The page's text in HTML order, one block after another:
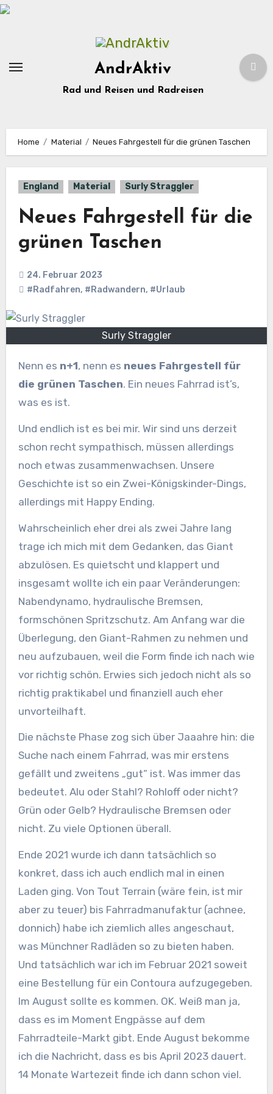
Zum
AndrAktiv
Rad und Reisen und Radreisen
Home Material Neues Fahrgestell für die grünen Taschen
England Material Surly Straggler
Neues Fahrgestell für die
grünen Taschen
24. Februar 2023
#Radfahren, #Radwandern, #Urlaub
Surly Straggler
Nenn es n+1, nenn es neues Fahrgestell für
die grünen Taschen. Ein neues Fahrrad ist’s,
was es ist.
Und endlich ist es bei mir. Wir sind uns derzeit
schon recht sympathisch, müssen allerdings
noch etwas zusammenwachsen. Unsere
Geschichte ist so ein Zwei-Königskinder-Dings,
allerdings mit Happy Ending.
Wahrscheinlich eher drei als zwei Jahre lang
trage ich mich mit dem Gedanken, das Giant
abzulösen. Es quietscht und klappert und
insgesamt wollte ich ein paar Veränderungen:
Nabendynamo, hydraulische Bremsen,
formschönen Spritzschutz. Am Anfang war die
Überlegung, den Giant-Rahmen zu nehmen und
neu aufzubauen, weil die Form finde ich nach wie
vor richtig schön. Erwies sich jedoch nicht als so
richtig praktikabel und finanziell auch eher
unvorteilhaft.
Die nächste Phase zog sich über Jaaahre hin: die
Suche nach einem Fahrrad, was mir erstens
gefällt und zweitens „gut“ ist. Was immer das
bedeutet. Alu oder Stahl? Rohloff oder nicht?
Grün oder Gelb? Hydraulische Bremsen oder
nicht. Zu viele Optionen überall.
Ende 2021 wurde ich dann tatsächlich so
konkret, dass ich auch endlich mal in einen
Laden ging. Von Tout Terrain (wäre fein, ist mir
aber zu teuer) bis Fahrradmanufaktur (achnee,
donnich) habe ich ziemlich alles angeschaut,
was Münchner Radläden so zu bieten haben.
Und tatsächlich war ich im Februar 2021 soweit
eine Bestellung für ein Contoura aufzugegeben.
Im August sollte es kommen. OK. Weiß man ja,
dass es im Moment Engpässe auf dem
Fahrradteile-Markt gibt. Ende August bekomme
ich die Nachricht, dass es bis April 2023 dauert.
14 Monate Wartezeit finde ich dann schon viel.